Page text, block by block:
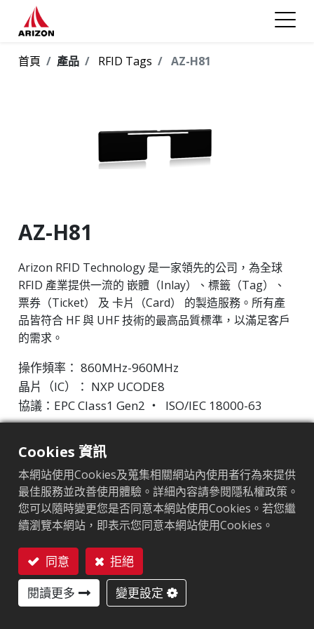
首頁 產品 RFID Tags AZ-H81
AZ-H81
Arizon RFID Technology 是一家領先的公司，為全球
RFID 產業提供一流的 嵌體（Inlay）、標籤（Tag）、
票券（Ticket） 及 卡片（Card） 的製造服務。所有產
品皆符合 HF 與 UHF 技術的最高品質標準，以滿足客戶
的需求。
操作頻率： 860MHz-960MHz
晶片（IC）： NXP UCODE8
協議：EPC Class1 Gen2 ‧ ISO/IEC 18000-63
應用領域
零售
晶片:NXP UCODE 8
天線尺寸（mm）:70x15
EPC記憶體:128 bits
用戶記憶體
0 bits
Cookies 資訊
本網站使用Cookies及蒐集相關網站內使用者行為來提供
最佳服務並改善使用體驗。詳細內容請參閱隱私權政策。
您可以隨時變更您是否同意本網站使用Cookies。若您繼
續瀏覽本網站，即表示您同意本網站使用Cookies。
同意
拒絕
閱讀更多
變更設定